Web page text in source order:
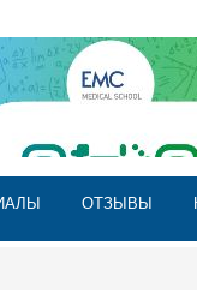
ОТЗЫВЫ